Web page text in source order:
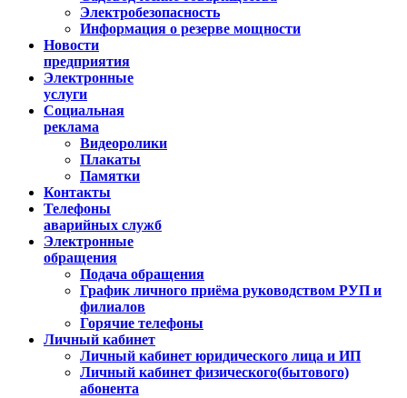
Электробезопасность
Информация о резерве мощности
Новости
предприятия
Электронные
услуги
Социальная
реклама
Видеоролики
Плакаты
Памятки
Контакты
Телефоны
аварийных служб
Электронные
обращения
Подача обращения
График личного приёма руководством РУП и
филиалов
Горячие телефоны
Личный кабинет
Личный кабинет юридического лица и ИП
Личный кабинет физического(бытового)
абонента